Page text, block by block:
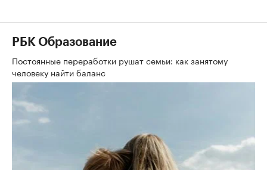
РБК Образование
Постоянные переработки рушат семьи: как занятому
человеку найти баланс